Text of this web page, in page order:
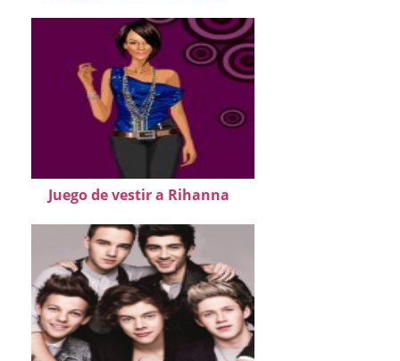
Juego de vestir a Rihanna